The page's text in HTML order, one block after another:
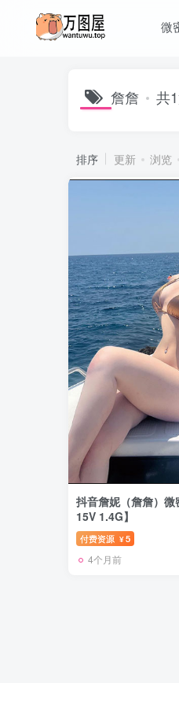
微
詹詹 共
排序 更新 浏览
抖音詹妮（詹詹）
15V 1.4G】
付费资源 ¥5
4个月前